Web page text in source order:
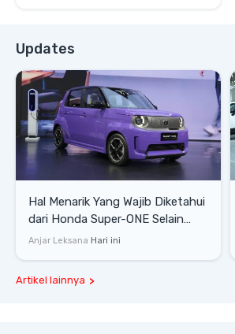
Updates
Hal Menarik Yang Wajib Diketahui
dari Honda Super-ONE Selain
Harga
Anjar Leksana Hari ini
Artikel lainnya